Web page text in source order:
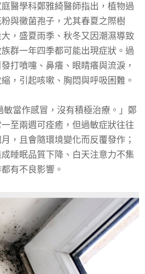
醫學科鄭雅綺醫師指出，植物過
與黴菌孢子，尤其春夏之際樹
，盛夏雨季、秋冬又因潮濕導致
群一年四季都可能出現症狀。過
打噴嚏、鼻癢、眼睛癢與流淚，
，引起咳嗽、胸悶與呼吸困難。
敏當作感冒，沒有積極治療。」鄭
至兩週可痊癒，但過敏症狀往往
，且會隨環境變化而反覆發作；
睡眠品質下降、白天注意力不集
有不良影響。